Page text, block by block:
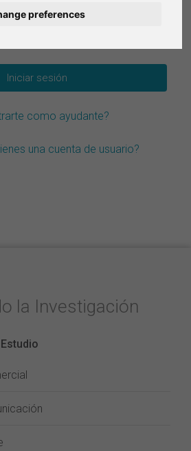
preferences
como ayudante?
una cuenta de usuario?
la Investigación
Deutsch
Italiano